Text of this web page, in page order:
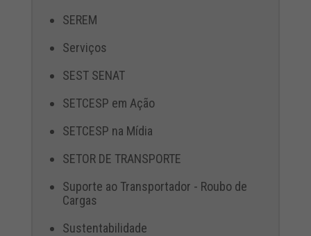
SEREM
Serviços
SEST SENAT
SETCESP em Ação
SETCESP na Mídia
SETOR DE TRANSPORTE
Suporte ao Transportador - Roubo de
Cargas
Sustentabilidade